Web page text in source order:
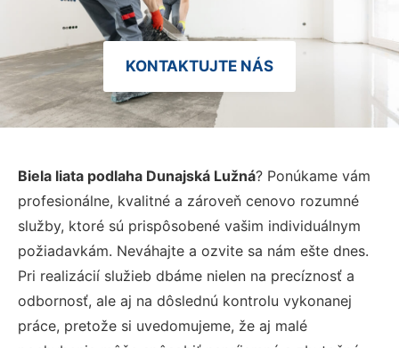
KONTAKTUJTE NÁS
Biela liata podlaha Dunajská Lužná? Ponúkame vám
profesionálne, kvalitné a zároveň cenovo rozumné
služby, ktoré sú prispôsobené vašim individuálnym
požiadavkám. Neváhajte a ozvite sa nám ešte dnes.
Pri realizácií služieb dbáme nielen na precíznosť a
odbornosť, ale aj na dôslednú kontrolu vykonanej
práce, pretože si uvedomujeme, že aj malé